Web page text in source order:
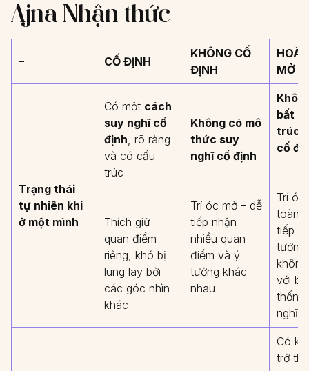
Ajna Nhận thức
– CỐ ĐỊNH
KHÔNG CỐ
ĐỊNH
MỞ
Trạng thái
tự nhiên khi
ở một mình
Có một cách
suy nghĩ cố
định, rõ ràng
và có cấu
trúc
Thích giữ
quan điểm
riêng, khó bị
lung lay bởi
các góc nhìn
khác
Không có mô
thức suy
nghĩ cố định
Trí óc mở – dễ
tiếp nhận
nhiều quan
điểm và ý
tưởng khác
nhau
bất
trúc
cố
Trí óc
toàn
tiếp
tưởng
với
thống
nghĩ
Có
trở